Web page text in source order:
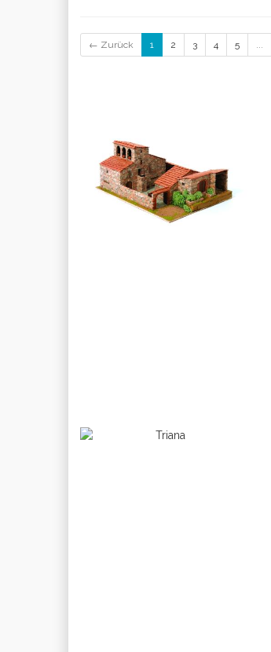
← Zurück 1 2 3 4 5 ...